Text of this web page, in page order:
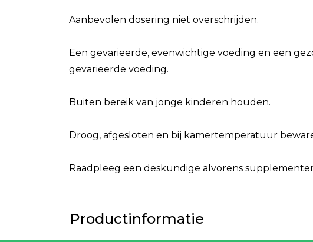
Aanbevolen dosering niet overschrijden.
Een gevarieerde, evenwichtige voeding en een
gevarieerde voeding.
Buiten bereik van jonge kinderen houden.
Droog, afgesloten en bij kamertemperatuur
Raadpleeg een deskundige alvorens
Productinformatie